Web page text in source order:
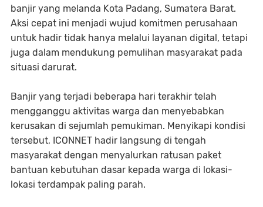
banjir yang melanda Kota Padang, Sumatera Barat.
Aksi cepat ini menjadi wujud komitmen perusahaan
untuk hadir tidak hanya melalui layanan digital, tetapi
juga dalam mendukung pemulihan masyarakat pada
situasi darurat.
Banjir yang terjadi beberapa hari terakhir telah
mengganggu aktivitas warga dan menyebabkan
kerusakan di sejumlah pemukiman. Menyikapi kondisi
tersebut, ICONNET hadir langsung di tengah
masyarakat dengan menyalurkan ratusan paket
bantuan kebutuhan dasar kepada warga di lokasi-
lokasi terdampak paling parah.